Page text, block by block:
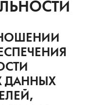
ДАННЫХ